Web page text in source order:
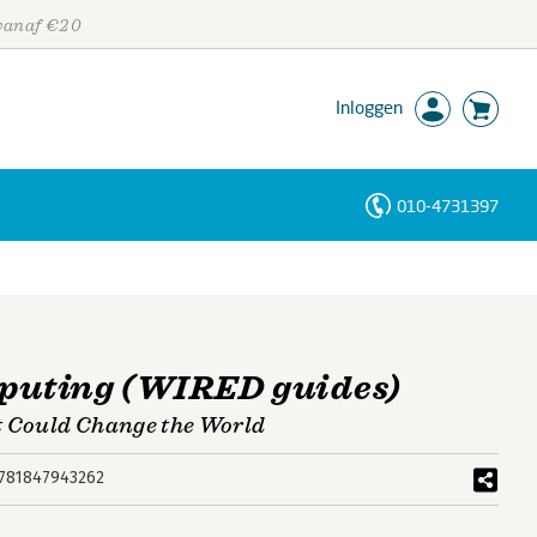
€20
Inloggen
010-4731397
(WIRED guides)
Change the World
Personen